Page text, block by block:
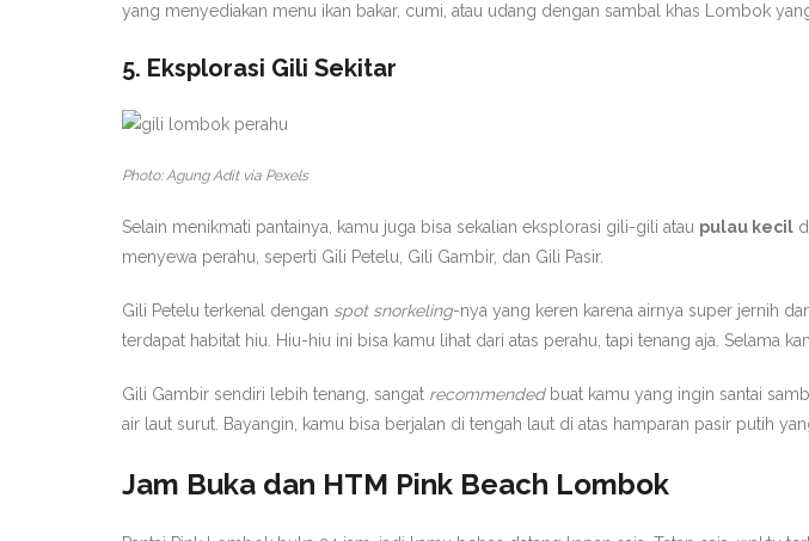
yang menyediakan menu ikan bakar, cumi, atau udang dengan sambal khas Lombok
5. Eksplorasi Gili Sekitar
Photo: Agung Adit via Pexels
Selain menikmati pantainya, kamu juga bisa sekalian eksplorasi gili-gili atau pulau kecil
menyewa perahu, seperti Gili Petelu, Gili Gambir, dan Gili Pasir.
Gili Petelu terkenal dengan spot snorkeling-nya yang keren karena airnya super jernih
terdapat habitat hiu. Hiu-hiu ini bisa kamu lihat dari atas perahu, tapi tenang aja. Selama
Gili Gambir sendiri lebih tenang, sangat recommendedbuat kamu yang ingin santai
air laut surut. Bayangin, kamu bisa berjalan di tengah laut di atas hamparan pasir putih
Jam Buka dan HTM Pink Beach Lombok